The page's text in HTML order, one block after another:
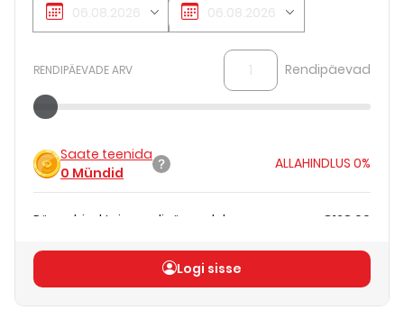
RENDIPÄEVADE ARV Rendipäevad
Saate teenida
0 Mündid
ALLAHINDLUS 0%
Päevahind teie rendipäevadele €128.00
ilma KM-ta)Logi sisse